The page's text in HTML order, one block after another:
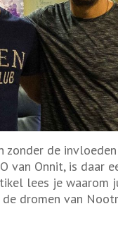
de
van Onnit, is daar
lees je waarom
dromen van